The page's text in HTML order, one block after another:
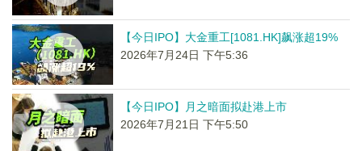
【今日IPO】大金重工[1081.HK]飙涨超19%
2026年7月24日 下午5:36
【今日IPO】月之暗面拟赴港上市
2026年7月21日 下午5:50